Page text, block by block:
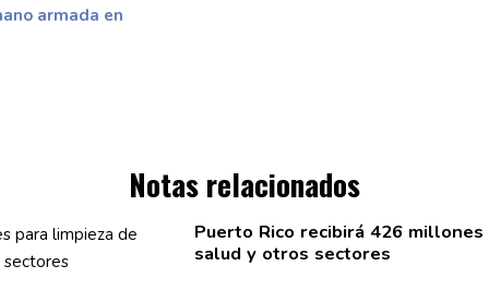
armada en
Notas relacionados
Puerto Rico recibirá 426
salud y otros sectores